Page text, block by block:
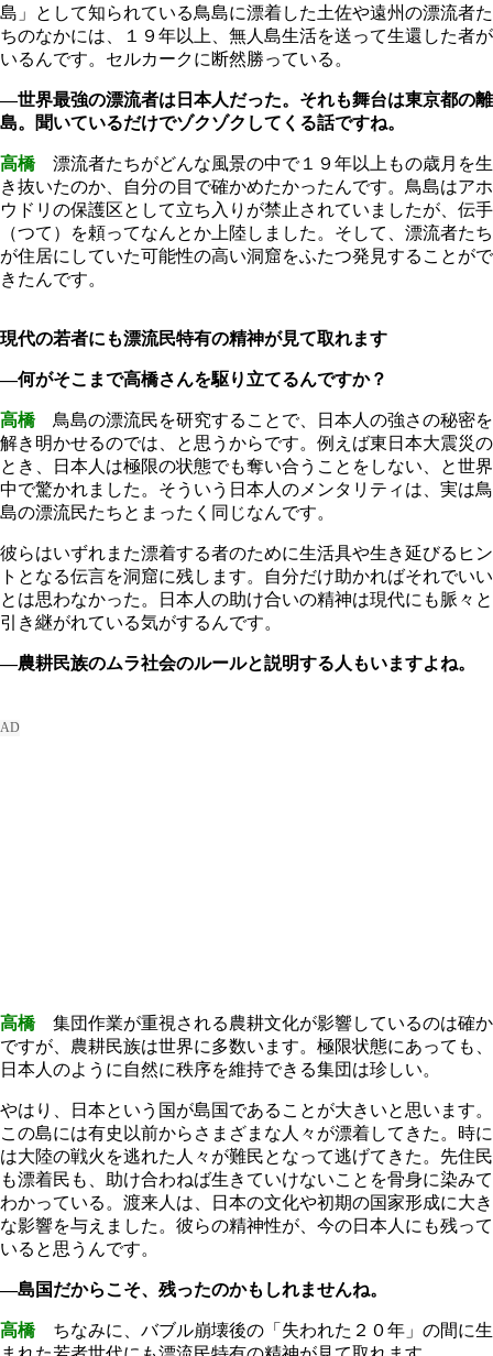
島」として知られている鳥島に漂着した土佐や遠州の漂流者た
ちのなかには、１９年以上、無人島生活を送って生還した者が
いるんです。セルカークに断然勝っている。
―世界最強の漂流者は日本人だった。それも舞台は東京都の離
島。聞いているだけでゾクゾクしてくる話ですね。
高橋漂流者たちがどんな風景の中で１９年以上もの歳月を生
き抜いたのか、自分の目で確かめたかったんです。鳥島はアホ
ウドリの保護区として立ち入りが禁止されていましたが、伝手
（つて）を頼ってなんとか上陸しました。そして、漂流者たち
が住居にしていた可能性の高い洞窟をふたつ発見することがで
きたんです。
現代の若者にも漂流民特有の精神が見て取れます
―何がそこまで高橋さんを駆り立てるんですか？
高橋鳥島の漂流民を研究することで、日本人の強さの秘密を
解き明かせるのでは、と思うからです。例えば東日本大震災の
とき、日本人は極限の状態でも奪い合うことをしない、と世界
中で驚かれました。そういう日本人のメンタリティは、実は鳥
島の漂流民たちとまったく同じなんです。
彼らはいずれまた漂着する者のために生活具や生き延びるヒン
トとなる伝言を洞窟に残します。自分だけ助かればそれでいい
とは思わなかった。日本人の助け合いの精神は現代にも脈々と
引き継がれている気がするんです。
―農耕民族のムラ社会のルールと説明する人もいますよね。
高橋集団作業が重視される農耕文化が影響しているのは確か
ですが、農耕民族は世界に多数います。極限状態にあっても、
日本人のように自然に秩序を維持できる集団は珍しい。
やはり、日本という国が島国であることが大きいと思います。
この島には有史以前からさまざまな人々が漂着してきた。時に
は大陸の戦火を逃れた人々が難民となって逃げてきた。先住民
も漂着民も、助け合わねば生きていけないことを骨身に染みて
わかっている。渡来人は、日本の文化や初期の国家形成に大き
な影響を与えました。彼らの精神性が、今の日本人にも残って
いると思うんです。
―島国だからこそ、残ったのかもしれませんね。
高橋ちなみに、バブル崩壊後の「失われた２０年」の間に生